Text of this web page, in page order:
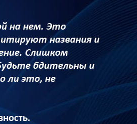
на нем. Это
названия и
Слишком
бдительны и
ли это, не